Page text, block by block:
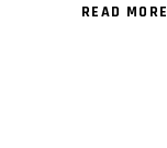
READ MORE